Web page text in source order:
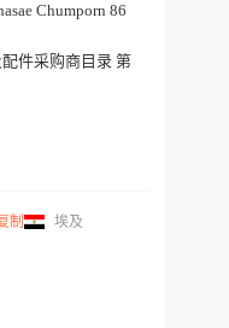
Chumporn 86
件采购商目录 第
制 埃及